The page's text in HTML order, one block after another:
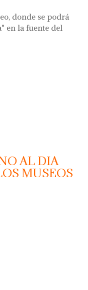
donde se podrá
en la fuente del
- l'ou com balla a la
AL DIA
MUSEOS